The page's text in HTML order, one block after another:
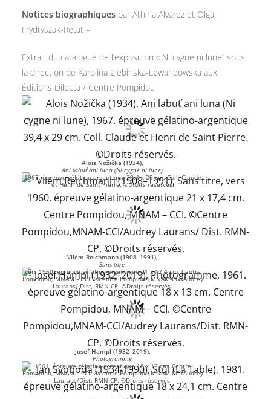
Notices biographiques par Athina Alvarez et Olga
Frydryszak-Retat –
Extrait du catalogue de l’exposition « Ni cygne ni lune” sous
la direction de Karolina Ziebinska-Lewandowska aux
Éditions Dilecta / Centre Pompidou
Alois Nožička (1934),
Ani labuť ani luna (Ni cygne ni lune),
1967. épreuve gélatino-argentique 39,4 x 29 cm. Coll. Claude
et Henri de Saint Pierre. ©Droits réservés.
Vilém Reichmann (1908–1991),
Sans titre,
vers 1960. épreuve gélatino-argentique 21 x 17,4 cm. Centre
Pompidou, MNAM – CCI. ©Centre Pompidou,MNAM-CCI/Audrey
Laurans/ Dist. RMN-CP. ©Droits réservés.
Josef Hampl (1932–2019),
Photogramme,
1961. épreuve gélatino-argentique 18 x 13 cm. Centre
Pompidou, MNAM – CCI. ©Centre Pompidou,MNAM-CCI/Audrey
Laurans/Dist. RMN-CP. ©Droits réservés.